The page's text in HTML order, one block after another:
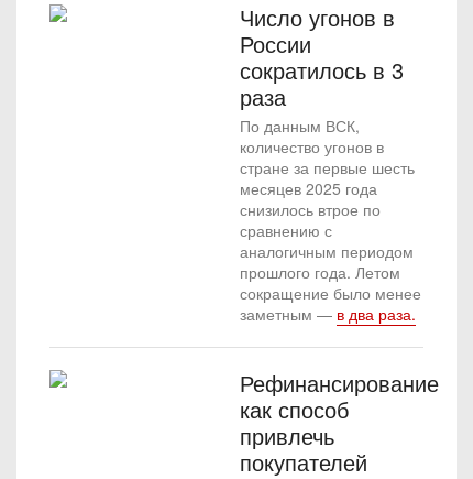
Число угонов в
России
сократилось в 3
раза
По данным ВСК,
количество угонов в
стране за первые шесть
месяцев 2025 года
снизилось втрое по
сравнению с
аналогичным периодом
прошлого года. Летом
сокращение было менее
заметным — в два раза.
Рефинансирование
как способ
привлечь
покупателей